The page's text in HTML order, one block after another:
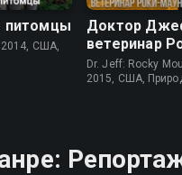
питомцы
2014, США,
Доктор
ветеринар
Маунтин
Dr. Jeff: Rocky
2015, США,